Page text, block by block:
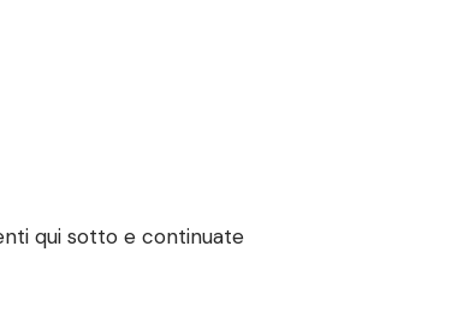
qui sotto e continuate